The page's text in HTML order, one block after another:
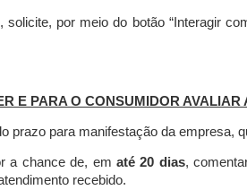
por meio do botão “Interagir
E PARA O CONSUMIDOR
prazo para manifestação da empresa,
a chance de, em até 20 dias,
recebido.